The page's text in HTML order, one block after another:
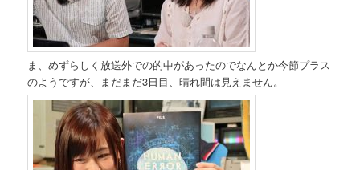
ま、めずらしく放送外での的中があったのでなんとか今節プラス
のようですが、まだまだ3日目、晴れ間は見えません。